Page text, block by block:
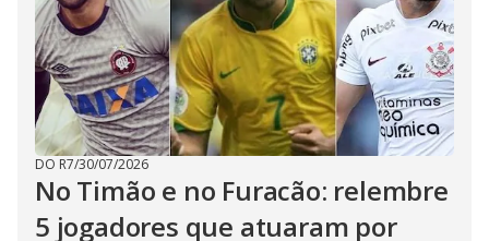
DO R7/30/07/2026
No Timão e no Furacão: relembre
5 jogadores que atuaram por